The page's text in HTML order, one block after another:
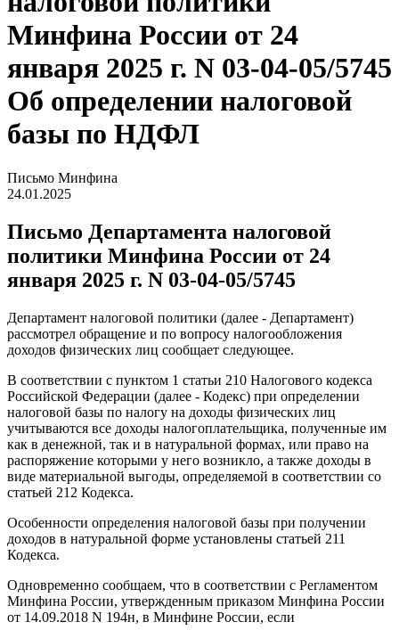
Минфина России от 24
января 2025 г. N 03-04-05/5745
Об определении налоговой
базы по НДФЛ
Письмо Минфина
24.01.2025
Письмо Департамента налоговой
политики Минфина России от 24
января 2025 г. N 03-04-05/5745
Департамент налоговой политики (далее - Департамент)
рассмотрел обращение и по вопросу налогообложения
доходов физических лиц сообщает следующее.
В соответствии с пунктом 1 статьи 210 Налогового кодекса
Российской Федерации (далее - Кодекс) при определении
налоговой базы по налогу на доходы физических лиц
учитываются все доходы налогоплательщика, полученные им
как в денежной, так и в натуральной формах, или право на
распоряжение которыми у него возникло, а также доходы в
виде материальной выгоды, определяемой в соответствии со
статьей 212 Кодекса.
Особенности определения налоговой базы при получении
доходов в натуральной форме установлены статьей 211
Кодекса.
Одновременно сообщаем, что в соответствии с Регламентом
Минфина России, утвержденным приказом Минфина России
от 14.09.2018 N 194н, в Минфине России, если